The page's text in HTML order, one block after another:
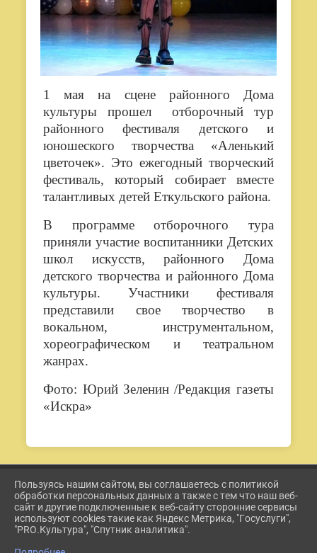
1 мая на сцене районного Дома
культуры прошел отборочный тур
районного фестиваля детского и
юношеского творчества «Аленький
цветочек». Это ежегодный творческий
фестиваль, который собирает вместе
талантливых детей Еткульского района.
В программе отборочного тура
приняли участие воспитанники Детских
школ искусств, районного Дома
детского творчества и районного Дома
культуры. Участники фестиваля
представили свое творчество в
вокальном, инструментальном,
хореографическом и театральном
жанрах.
Фото: Юрий Зеленин /Редакция газеты
«Искра»
2026 Г. ETKUL-KULTURA.RU
ВХОД
КАРТА САЙТА
ПОЛИТИКА ОБРАБОТКИ ПЕРСОНАЛЬНЫХ ДАННЫХ
Пользуясь нашим сайтом, вы соглашаетесь с политикой
обработки персональных данных а также с тем что наш веб-
сайт и другие подключенные к веб-сайту сторонние сервисы
используют cookies такие как Яндекс Метрика, "Госуслуги",
"PRO.Культура", "Спутник аналитика".